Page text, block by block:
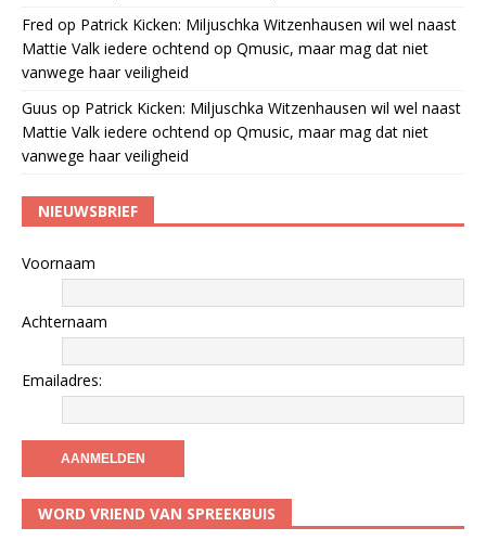
Fred op Patrick Kicken: Miljuschka Witzenhausen wil wel naast
Mattie Valk iedere ochtend op Qmusic, maar mag dat niet
vanwege haar veiligheid
Guus op Patrick Kicken: Miljuschka Witzenhausen wil wel naast
Mattie Valk iedere ochtend op Qmusic, maar mag dat niet
vanwege haar veiligheid
NIEUWSBRIEF
Voornaam
Achternaam
Emailadres:
WORD VRIEND VAN SPREEKBUIS